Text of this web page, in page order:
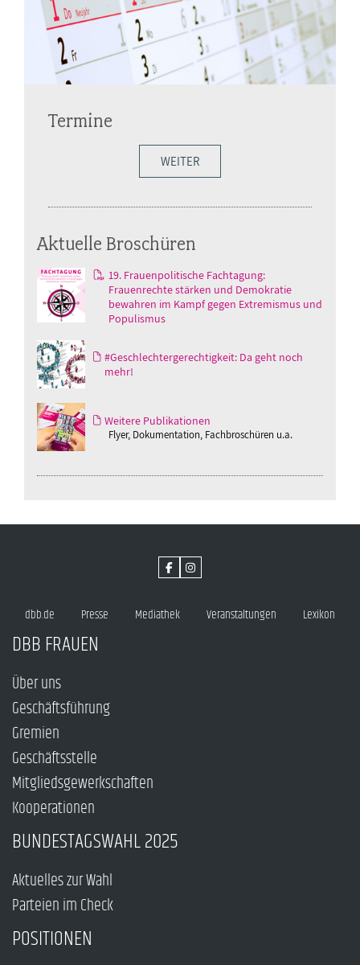
Termine
WEITER
Aktuelle Broschüren
19. Frauenpolitische Fachtagung:
Frauenrechte stärken und Demokratie
bewahren im Kampf gegen Extremismus und
Populismus
#Geschlechtergerechtigkeit: Da geht noch
mehr!
Weitere Publikationen
Flyer, Dokumentation, Fachbroschüren u.a.
dbb.de Presse Mediathek Veranstaltungen Lexikon
DBB FRAUEN
Über uns
Geschäftsführung
Gremien
Geschäftsstelle
Mitgliedsgewerkschaften
Kooperationen
BUNDESTAGSWAHL 2025
Aktuelles zur Wahl
Parteien im Check
POSITIONEN